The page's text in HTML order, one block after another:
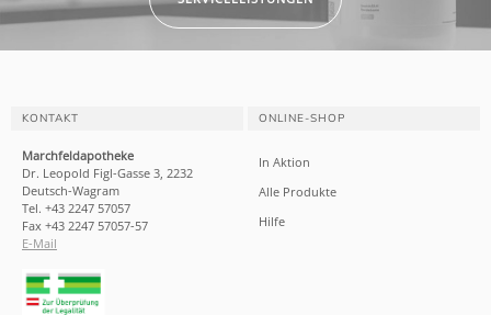
KONTAKT
Marchfeldapotheke
Dr. Leopold Figl-Gasse 3, 2232
Deutsch-Wagram
Tel. +43 2247 57057
Fax +43 2247 57057-57
E-Mail
ONLINE-SHOP
In Aktion
Alle Produkte
Hilfe